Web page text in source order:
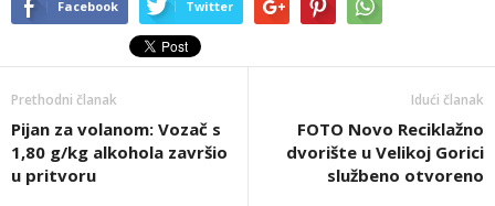
Facebook Twitter
Prethodni članak
Pijan za volanom: Vozač s
1,80 g/kg alkohola završio
u pritvoru
Idući članak
FOTO Novo Reciklažno
dvorište u Velikoj Gorici
službeno otvoreno